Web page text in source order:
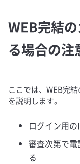
WEB完結
る場合の注
ここでは、WEB完
を説明します。
ログイン用
審査次第で
る